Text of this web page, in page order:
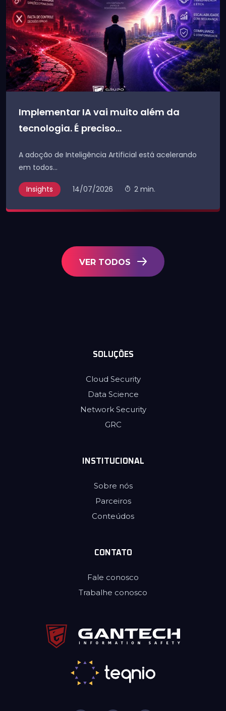
Implementar IA vai muito além da
tecnologia. É preciso...
A adoção de Inteligência Artificial está acelerando
em todos...
Insights 14/07/2026 2 min.
VER TODOS
SOLUÇÕES
Cloud Security
Data Science
Network Security
GRC
INSTITUCIONAL
Sobre nós
Parceiros
Conteúdos
CONTATO
Fale conosco
Trabalhe conosco